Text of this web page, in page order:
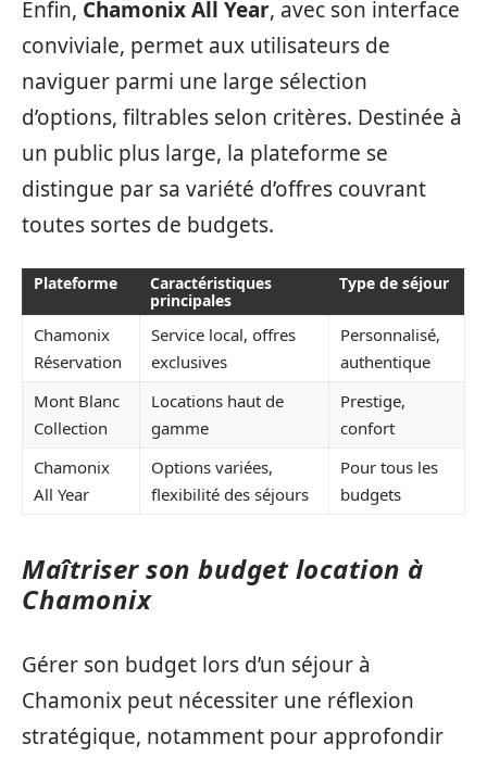
Enfin, Chamonix All Year, avec son interface
conviviale, permet aux utilisateurs de
naviguer parmi une large sélection
d’options, filtrables selon critères. Destinée à
un public plus large, la plateforme se
distingue par sa variété d’offres couvrant
toutes sortes de budgets.
Plateforme
Caractéristiques
principales
Type de séjour
Chamonix
Réservation
Service local, offres
exclusives
Personnalisé,
authentique
Mont Blanc
Collection
Locations haut de
gamme
Prestige,
confort
Chamonix
All Year
Options variées,
flexibilité des séjours
Pour tous les
budgets
Maîtriser son budget location à
Chamonix
Gérer son budget lors d’un séjour à
Chamonix peut nécessiter une réflexion
stratégique, notamment pour approfondir